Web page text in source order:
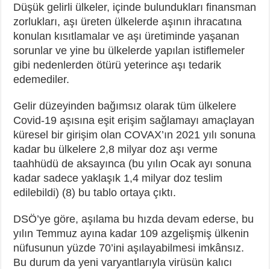
Düşük gelirli ülkeler, içinde bulundukları finansman
zorlukları, aşı üreten ülkelerde aşının ihracatına
konulan kısıtlamalar ve aşı üretiminde yaşanan
sorunlar ve yine bu ülkelerde yapılan istiflemeler
gibi nedenlerden ötürü yeterince aşı tedarik
edemediler.
Gelir düzeyinden bağımsız olarak tüm ülkelere
Covid-19 aşısına eşit erişim sağlamayı amaçlayan
küresel bir girişim olan COVAX’ın 2021 yılı sonuna
kadar bu ülkelere 2,8 milyar doz aşı verme
taahhüdü de aksayınca (bu yılın Ocak ayı sonuna
kadar sadece yaklaşık 1,4 milyar doz teslim
edilebildi) (8) bu tablo ortaya çıktı.
DSÖ’ye göre, aşılama bu hızda devam ederse, bu
yılın Temmuz ayına kadar 109 azgelişmiş ülkenin
nüfusunun yüzde 70’ini aşılayabilmesi imkânsız.
Bu durum da yeni varyantlarıyla virüsün kalıcı